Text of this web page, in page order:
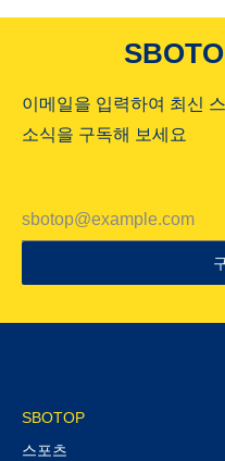
이메일을 입력하여 최신
소식을 구독해 보세요
SBOTOP
스포츠